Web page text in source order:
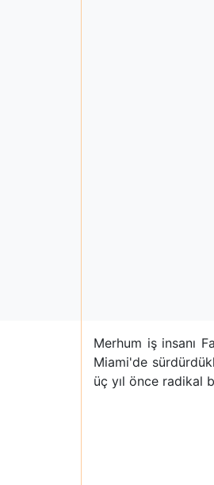
Merhum iş insanı
Miami'de
üç yıl önce radikal